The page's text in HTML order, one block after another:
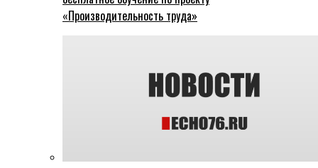
«Производительность труда»